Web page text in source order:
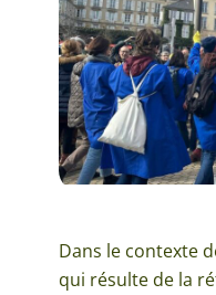
Dans le contexte
qui résulte de la